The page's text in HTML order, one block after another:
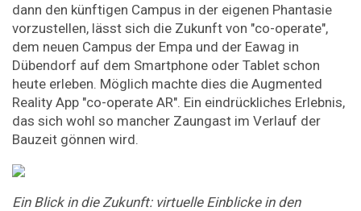
dann den künftigen Campus in der eigenen Phantasie
vorzustellen, lässt sich die Zukunft von "co-operate",
dem neuen Campus der Empa und der Eawag in
Dübendorf auf dem Smartphone oder Tablet schon
heute erleben. Möglich machte dies die Augmented
Reality App "co-operate AR". Ein eindrückliches Erlebnis,
das sich wohl so mancher Zaungast im Verlauf der
Bauzeit gönnen wird.
Ein Blick in die Zukunft: virtuelle Einblicke in den